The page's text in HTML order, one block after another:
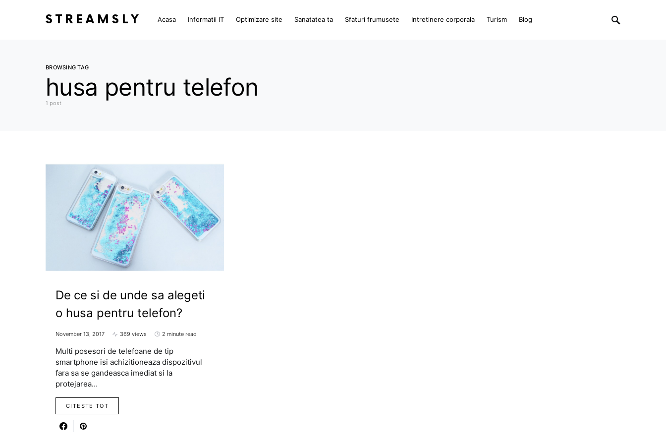
STREAMSLY Acasa Informatii IT Optimizare site Sanatatea ta Sfaturi frumusete Intretinere corporala Turism Blog
BROWSING TAG
husa pentru telefon
1 post
De ce si de unde sa alegeti
o husa pentru telefon?
November 13, 2017 369 views 2 minute read
Multi posesori de telefoane de tip
smartphone isi achizitioneaza dispozitivul
fara sa se gandeasca imediat si la
protejarea…
CITESTE TOT